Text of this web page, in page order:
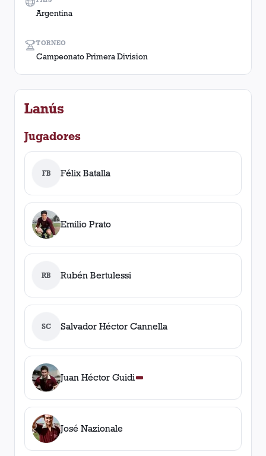
TORNEO
Campeonato Primera Division
Argentina
Lanús
Jugadores
FB Félix Batalla
Emilio Prato
RB Rubén Bertulessi
SC Salvador Héctor Cannella
Juan Héctor Guidi
José Nazionale